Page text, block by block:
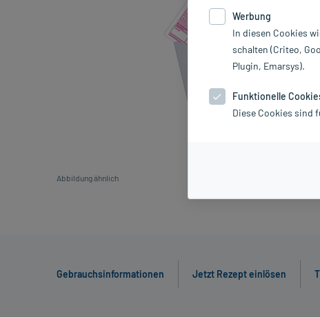
Abbildung ähnlich
Gebrauchsinformationen Jetzt Rezept einlösen
Werbung
In diesen Cookies
schalten (Criteo,
Plugin, Emarsys).
Funktionelle
Diese Cookies sind